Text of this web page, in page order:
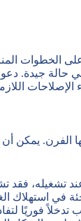
حالة جيدة.
الإصلاحات
الفرن. يمكن
تشغيله، فقد
في استهلاك
تدخلاً فوريًا